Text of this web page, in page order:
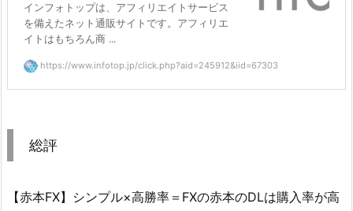
インフォトップは、アフィリエイトサービス
を備えたネット通販サイトです。アフィリエ
イトはもちろん商 ...
https://www.infotop.jp/click.php?aid=245912&iid=67303
総評
【赤本FX】シンプル×高勝率＝FXの赤本のDLは購入率が高